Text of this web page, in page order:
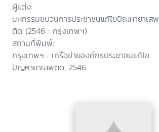
ผู้แต่ง:
มหกรรมขบวนการประชาชนแก้ไขปัญหายาเสพ
ติด (2546 : กรุงเทพฯ)
สถานที่พิมพ์:
กรุงเทพฯ : เครือข่ายองค์กรประชาชนแก้ไข
ปัญหายาเสพติด, 2546.